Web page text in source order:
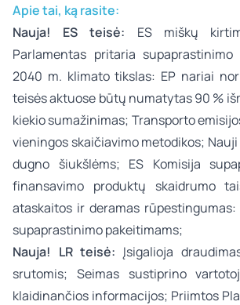
Apie tai, ką rasite:
Nauja! ES teisė: ES miškų
Parlamentas pritaria supaprastinimo
2040 m. klimato tikslas: EP nariai
teisės aktuose būtų numatytas 90 %
kiekio sumažinimas; Transporto
vieningos skaičiavimo metodikos;
dugno šiukšlėms; ES Komisija
finansavimo produktų skaidrumo
ataskaitos ir deramas
supaprastinimo pakeitimams;
Nauja! LR teisė: Įsigalioja
srutomis; Seimas sustiprino
klaidinančios informacijos; Priimtos